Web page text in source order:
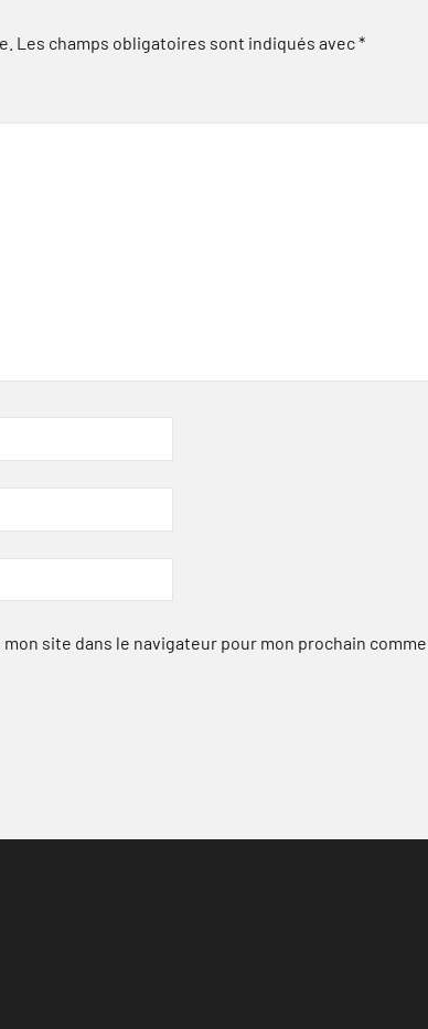
Les champs obligatoires sont indiqués avec*
site dans le navigateur pour mon prochain